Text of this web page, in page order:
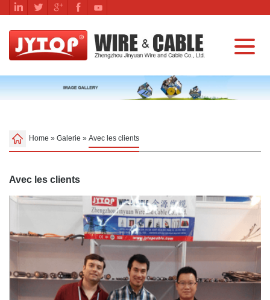
Home » Galerie » Avec les clients
Avec les clients